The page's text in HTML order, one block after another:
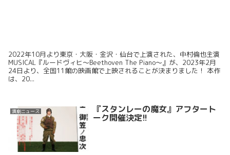
2022年10月より東京・大阪・金沢・仙台で上演された、中村倫也主演
MUSICAL『ルードヴィヒ～Beethoven The Piano～』が、2023年2月
24日より、全国11館の映画館で上映されることが決まりました！ 本作
は、20...
演劇ニュース 『スタンレーの魔女』アフタート
ーク開催決定!!